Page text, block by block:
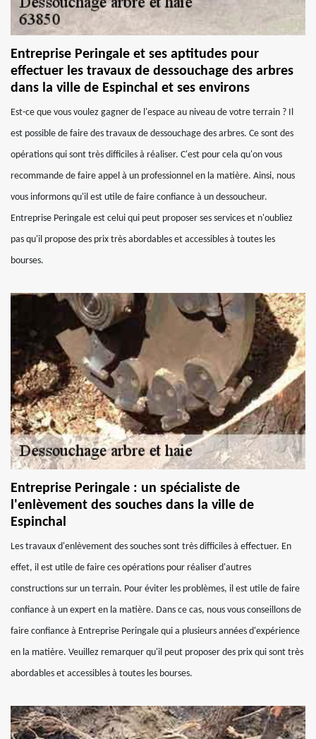
Entreprise Peringale et ses aptitudes pour
effectuer les travaux de dessouchage des arbres
dans la ville de Espinchal et ses environs
Est-ce que vous voulez gagner de l'espace au niveau de votre terrain ? Il
est possible de faire des travaux de dessouchage des arbres. Ce sont des
opérations qui sont très difficiles à réaliser. C'est pour cela qu'on vous
recommande de faire appel à un professionnel en la matière. Ainsi, nous
vous informons qu'il est utile de faire confiance à un dessoucheur.
Entreprise Peringale est celui qui peut proposer ses services et n'oubliez
pas qu'il propose des prix très abordables et accessibles à toutes les
bourses.
Entreprise Peringale : un spécialiste de
l'enlèvement des souches dans la ville de
Espinchal
Les travaux d'enlèvement des souches sont très difficiles à effectuer. En
effet, il est utile de faire ces opérations pour réaliser d'autres
constructions sur un terrain. Pour éviter les problèmes, il est utile de faire
confiance à un expert en la matière. Dans ce cas, nous vous conseillons de
faire confiance à Entreprise Peringale qui a plusieurs années d'expérience
en la matière. Veuillez remarquer qu'il peut proposer des prix qui sont très
abordables et accessibles à toutes les bourses.